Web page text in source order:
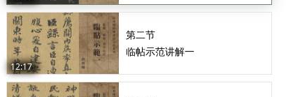
12:17
第二节
临帖示范讲解一